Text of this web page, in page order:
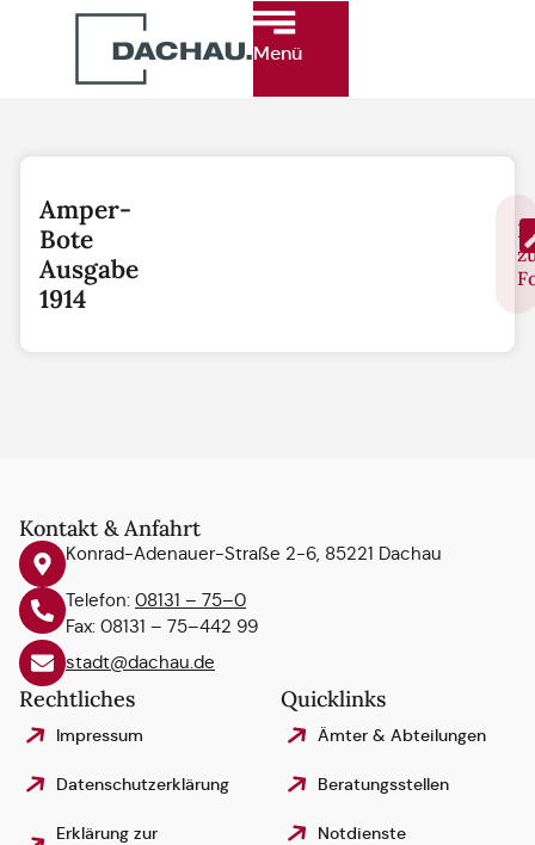
Menü
Amper-
Bote
Ausgabe
1914
Kontakt & Anfahrt
Konrad-Adenauer-Straße 2-6, 85221 Dachau
Telefon: 08131 – 75–0
Fax: 08131 – 75–442 99
stadt@dachau.de
Rechtliches
Impressum
Datenschutzerklärung
Erklärung zur
Quicklinks
Ämter & Abteilungen
Beratungsstellen
Notdienste